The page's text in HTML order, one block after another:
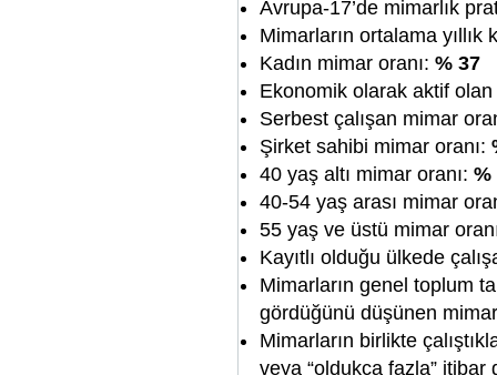
Avrupa-17’de mimarlık
Mimarların ortalama yıllık
Kadın mimar oranı: % 37
Ekonomik olarak aktif
Serbest çalışan mimar
Şirket sahibi mimar oranı:
40 yaş altı mimar oranı: %
40-54 yaş arası mimar
55 yaş ve üstü mimar
Kayıtlı olduğu ülkede
Mimarların genel toplum
gördüğünü düşünen
Mimarların birlikte
veya “oldukça fazla”